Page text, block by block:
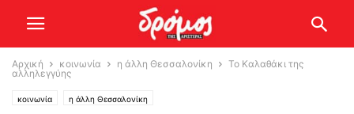
Αρχική κοινωνία η άλλη Θεσσαλονίκη
Το Καλαθάκι της
αλληλεγγύης
κοινωνία η άλλη Θεσσαλονίκη